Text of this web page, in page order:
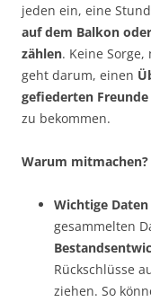
jeden ein, eine
auf dem Balkon
zählen. Keine
geht darum, einen
gefiederten Freunde
zu bekommen.
Warum mitmachen?
Wichtige
gesammelten
Rückschlüsse
ziehen. So